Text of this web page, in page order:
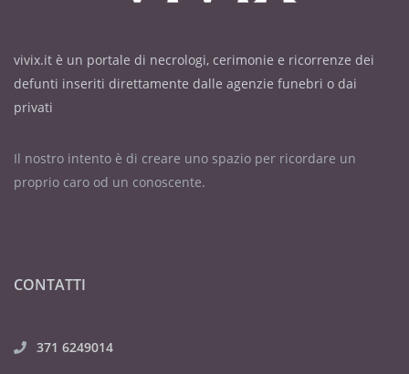
vivix.it è un portale di necrologi, cerimonie e ricorrenze dei
defunti inseriti direttamente dalle agenzie funebri o dai
privati
Il nostro intento è di creare uno spazio per ricordare un
proprio caro od un conoscente.
CONTATTI
371 6249014